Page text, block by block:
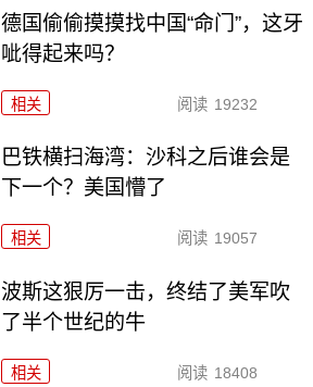
德国偷偷摸摸找中国“命门”，这牙
呲得起来吗？
相关 阅读 19232
巴铁横扫海湾：沙科之后谁会是
下一个？美国懵了
相关 阅读 19057
波斯这狠厉一击，终结了美军吹
了半个世纪的牛
相关 阅读 18408